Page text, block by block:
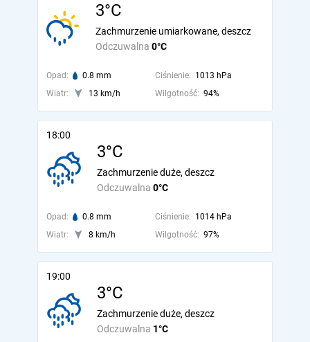
3°C
Odczuwalna 0°C
Zachmurzenie umiarkowane, deszcz
Opad: 0.8 mm Ciśnienie: 1013 hPa
Wiatr:
13 km/h Wilgotność: 94%
18:00
3°C
Odczuwalna 0°C
Zachmurzenie duże, deszcz
Opad: 0.8 mm Ciśnienie: 1014 hPa
Wiatr:
8 km/h Wilgotność: 97%
19:00
3°C
Odczuwalna 1°C
Zachmurzenie duże, deszcz